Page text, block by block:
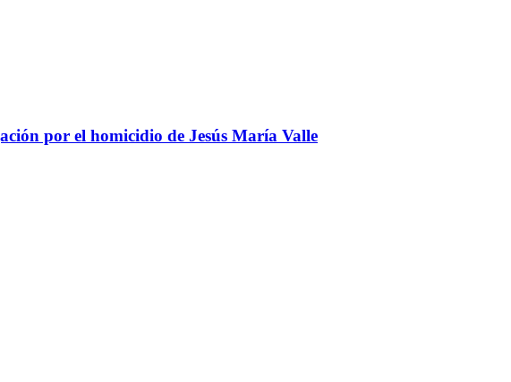
por el homicidio de Jesús María Valle